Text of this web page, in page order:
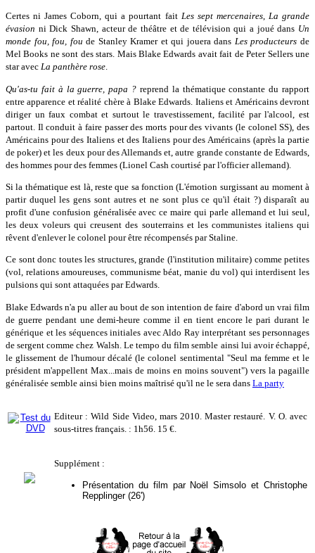
Certes ni James Coborn, qui a pourtant fait Les sept mercenaires, La grande
évasion ni Dick Shawn, acteur de théâtre et de télévision qui a joué dans Un
monde fou, fou, foude Stanley Kramer et qui jouera dans Les producteurs de
Mel Books ne sont des stars. Mais Blake Edwards avait fait de Peter Sellers une
star avec La panthère rose.
Qu'as-tu fait à la guerre, papa ? reprend la thématique constante du rapport
entre apparence et réalité chère à Blake Edwards. Italiens et Américains devront
diriger un faux combat et surtout le travestissement, facilité par l'alcool, est
partout. Il conduit à faire passer des morts pour des vivants (le colonel SS), des
Américains pour des Italiens et des Italiens pour des Américains (après la partie
de poker) et les deux pour des Allemands et, autre grande constante de Edwards,
des hommes pour des femmes (Lionel Cash courtisé par l'officier allemand).
Si la thématique est là, reste que sa fonction (L'émotion surgissant au moment à
partir duquel les gens sont autres et ne sont plus ce qu'il était ?) disparaît au
profit d'une confusion généralisée avec ce maire qui parle allemand et lui seul,
les deux voleurs qui creusent des souterrains et les communistes italiens qui
rêvent d'enlever le colonel pour être récompensés par Staline.
Ce sont donc toutes les structures, grande (l'institution militaire) comme petites
(vol, relations amoureuses, communisme béat, manie du vol) qui interdisent les
pulsions qui sont attaquées par Edwards.
Blake Edwards n'a pu aller au bout de son intention de faire d'abord un vrai film
de guerre pendant une demi-heure comme il en tient encore le pari durant le
générique et les séquences initiales avec Aldo Ray interprétant ses personnages
de sergent comme chez Walsh. Le tempo du film semble ainsi lui avoir échappé,
le glissement de l'humour décalé (le colonel sentimental "Seul ma femme et le
président m'appellent Max...mais de moins en moins souvent") vers la pagaille
généralisée semble ainsi bien moins maîtrisé qu'il ne le sera dans La party
Editeur : Wild Side Video, mars 2010. Master restauré. V. O. avec
sous-titres français. : 1h56. 15 €.
Supplément :
Présentation du film par Noël Simsolo et Christophe
Repplinger (26')